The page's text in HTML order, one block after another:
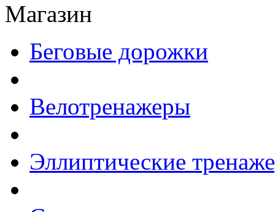
Магазин
Беговые дорожки
Велотренажеры
Эллиптические